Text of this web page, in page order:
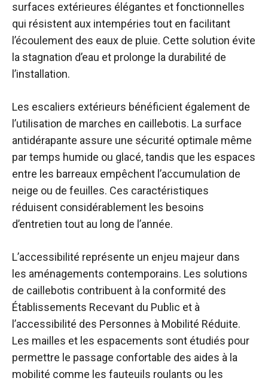
surfaces extérieures élégantes et fonctionnelles
qui résistent aux intempéries tout en facilitant
l’écoulement des eaux de pluie. Cette solution évite
la stagnation d’eau et prolonge la durabilité de
l’installation.
Les escaliers extérieurs bénéficient également de
l’utilisation de marches en caillebotis. La surface
antidérapante assure une sécurité optimale même
par temps humide ou glacé, tandis que les espaces
entre les barreaux empêchent l’accumulation de
neige ou de feuilles. Ces caractéristiques
réduisent considérablement les besoins
d’entretien tout au long de l’année.
L’accessibilité représente un enjeu majeur dans
les aménagements contemporains. Les solutions
de caillebotis contribuent à la conformité des
Établissements Recevant du Public et à
l’accessibilité des Personnes à Mobilité Réduite.
Les mailles et les espacements sont étudiés pour
permettre le passage confortable des aides à la
mobilité comme les fauteuils roulants ou les